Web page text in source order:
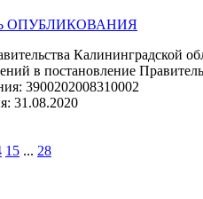
ОПУБЛИКОВАНИЯ
Калининградской
в постановление
3900202008310002
31.08.2020
15 ... 28